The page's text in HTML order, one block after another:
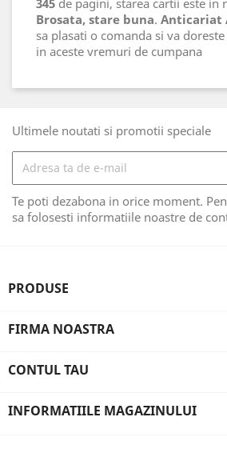
Brosata, stare buna. Anticariat
sa plasati o comanda si va
in aceste vremuri de cumpana
Ultimele noutati si promotii speciale
Te poti dezabona in orice moment.
sa folosesti informatiile noastre de
PRODUSE
FIRMA NOASTRA
CONTUL TAU
INFORMATIILE MAGAZINULUI